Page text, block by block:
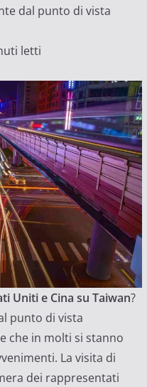
dal punto di vista
letti
Uniti e Cina su Taiwan?
punto di vista
che in molti si stanno
La visita di
dei rappresentati